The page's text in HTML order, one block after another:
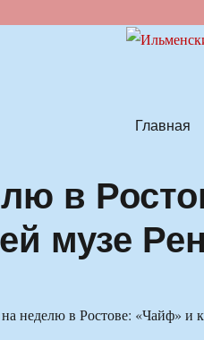
Главная
в
музе